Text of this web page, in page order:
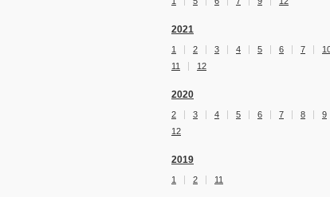
2021
1 2 3 4 5 6 7
11
12
2020
2 3 4 5 6 7 8 9
12
2019
1 2 11